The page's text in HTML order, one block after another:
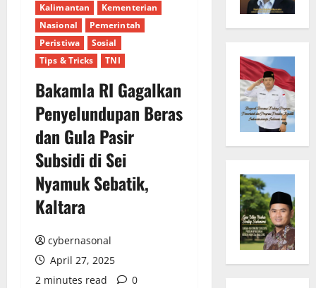
Kalimantan
Kementerian
Nasional
Pemerintah
Peristiwa
Sosial
Tips & Tricks
TNI
Bakamla RI Gagalkan
Penyelundupan Beras
dan Gula Pasir
Subsidi di Sei
Nyamuk Sebatik,
Kaltara
cybernasonal
April 27, 2025
2 minutes read
0